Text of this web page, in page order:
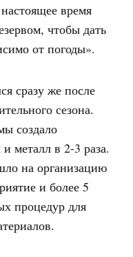
время
чтобы дать
от погоды».
сразу же после
сезона.
создало
металл в 2-3 раза.
на организацию
и более 5
процедур для